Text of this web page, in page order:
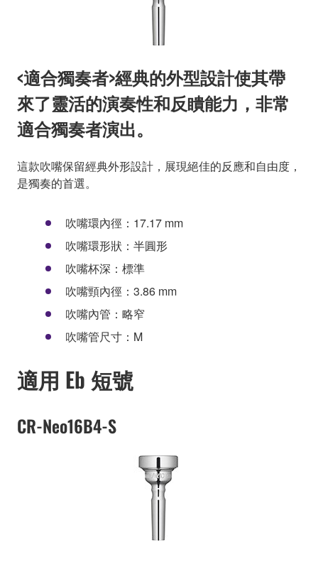
<適合獨奏者>經典的外型設計使其帶
來了靈活的演奏性和反瞶能力，非常
適合獨奏者演出。
這款吹嘴保留經典外形設計，展現絕佳的反應和自由度，
是獨奏的首選。
吹嘴環內徑：17.17 mm
吹嘴環形狀：半圓形
吹嘴杯深：標準
吹嘴頸內徑：3.86 mm
吹嘴內管：略窄
吹嘴管尺寸：M
適用 Eb 短號
CR-Neo16B4-S